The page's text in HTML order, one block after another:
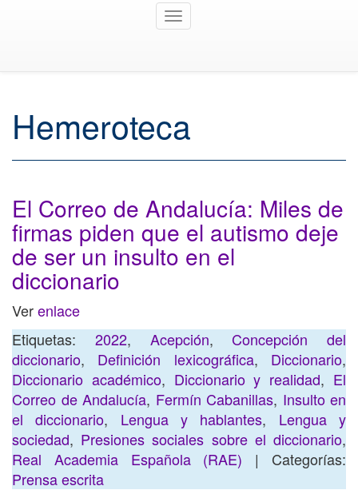
Toggle
Hemeroteca
El Correo de Andalucía: Miles de
firmas piden que el autismo deje
de ser un insulto en el
diccionario
Verenlace
Etiquetas: 2022, Acepción,Concepción del
diccionario, Definición lexicográfica, Diccionario,
Diccionario académico, Diccionario y realidad, El
Correo de Andalucía, Fermín Cabanillas, Insulto en
el diccionario, Lengua y hablantes, Lengua y
sociedad, Presiones sociales sobre el diccionario,
Real Academia Española (RAE) | Categorías:
Prensa escrita